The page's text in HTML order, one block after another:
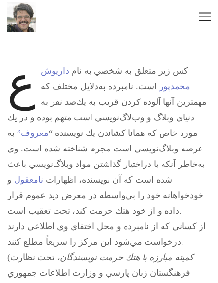
ع كس زير متعلق به شخصي به نام داريوش
محمدپور
است. نامبرده به‌دلايل مختلف كه
مهمترين آنها آلوده كردن قريب به يك‌صد نفر به
دنياي وبلاگ و وب‌لاگ‌نويسي است متهم‌ بوده و در يك
مورد خاص كه همانا كشاندن يك نويسنده “معروف” به
عرصه وبلاگ‌نويسي است مجرم شناخته شده است. وي
به‌خاطر آنكه با دراختيار گذاشتن مواد وبلاگ‌نويسي باعث
شده است كه آن نويسنده، اظهارات نامعقول و
خودخواهانه خود را بي‌واسطه در معرض ديد عموم قرار
داده و از خود هتك حرمت كند، تحت تعقيب است.
از كساني كه از نامبرده و محل اختفاي وي اطلاعي دارند
درخواست مي‌شود اين مركز را سريعاً مطلع كنند.
(
كميته مبارزه با هتك حرمت نويسندگان، تحت نظارت
فرهنگستان زبان پارسي و وزارت اطلاعات جمهوري